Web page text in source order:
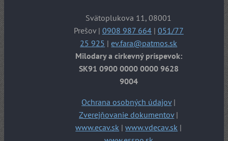
Svätoplukova 11, 08001
Prešov | 0908 987 664| 051/77
25 925 |ev.fara@patmos.sk
Milodary a cirkevný príspevok:
SK91 0900 0000 0000 9628
9004
Ochrana osobných údajov|
Zverejňovanie dokumentov|
www.ecav.sk |www.vdecav.sk |